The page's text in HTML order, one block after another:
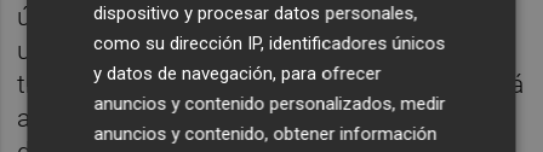
únicamente como un concierto, sino como
una experiencia de escucha profunda. A
través de la música de Bach, el público podrá
adentrarse en un universo de emociones
dispositivo y procesar datos personales,
como su dirección IP, identificadores únicos
y datos de navegación, para ofrecer
anuncios y contenido personalizados, medir
anuncios y contenido, obtener información